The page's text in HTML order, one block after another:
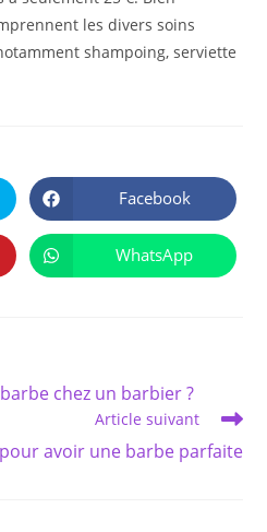
les divers soins
shampoing, serviette
CE
CONTENU
Ouvrir
dans
une
autre
fenêtre
Facebook
Ouvrir
dans
WhatsApp
chez un barbier ?
Article suivant
avoir une barbe parfaite